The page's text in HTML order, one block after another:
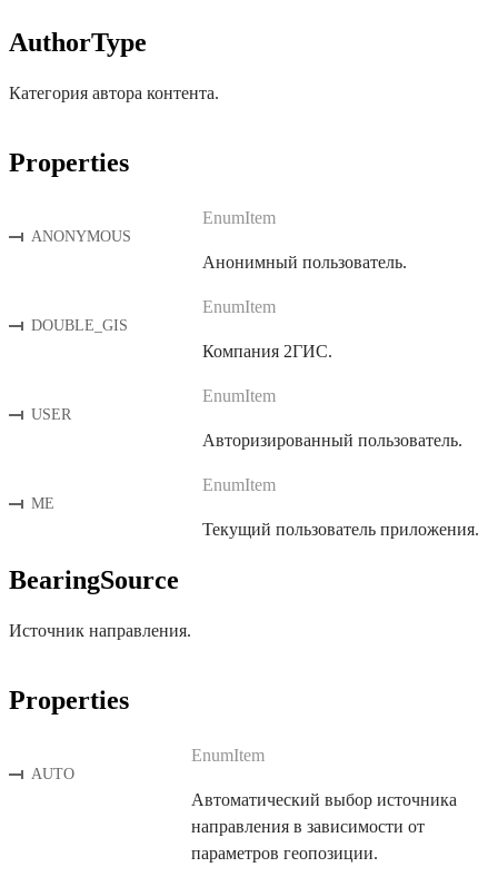
AuthorType
Категория автора контента.
Properties
ANONYMOUS
EnumItem
Анонимный пользователь.
DOUBLE_GIS
EnumItem
Компания 2ГИС.
USER
EnumItem
Авторизированный пользователь.
ME
EnumItem
Текущий пользователь приложения.
BearingSource
Источник направления.
Properties
AUTO
EnumItem
Автоматический выбор источника
направления в зависимости от
параметров геопозиции.